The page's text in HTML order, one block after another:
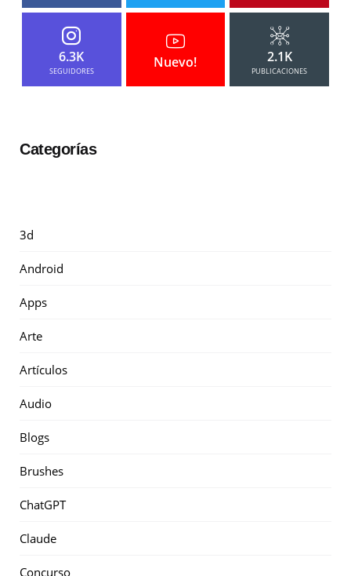
6.3K
SEGUIDORES
Nuevo! 2.1K
PUBLICACIONES
Categorías
3d
Android
Apps
Arte
Artículos
Audio
Blogs
Brushes
ChatGPT
Claude
Concurso